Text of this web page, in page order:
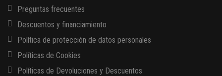
Preguntas frecuentes
Descuentos y financiamiento
Política de protección de datos personales
Políticas de Cookies
Políticas de Devoluciones y Descuentos
13 AGOSTO, 2026